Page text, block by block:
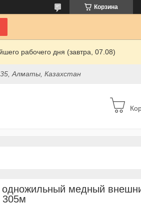
Корзина
рабочего дня (завтра, 07.08)
Алматы, Казахстан
одножильный медный
305м